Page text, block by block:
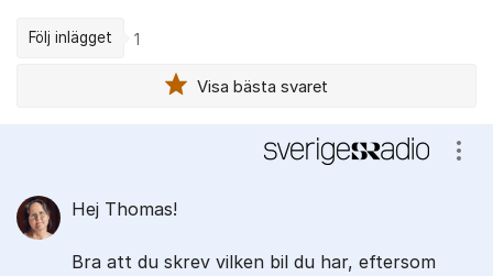
Följ inlägget 1
Visa bästa svaret
Hej Thomas!
Bra att du skrev vilken bil du har, eftersom